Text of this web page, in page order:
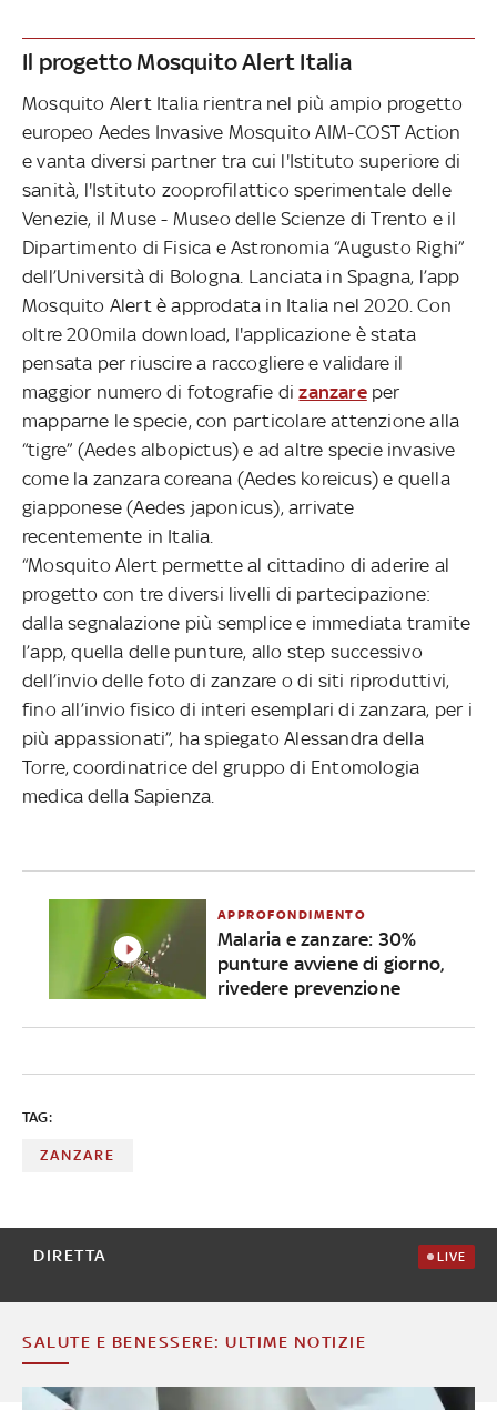
Il progetto Mosquito Alert Italia
Mosquito Alert Italia rientra nel più ampio progetto
europeo Aedes Invasive Mosquito AIM-COST Action
e vanta diversi partner tra cui l'Istituto superiore di
sanità, l'Istituto zooprofilattico sperimentale delle
Venezie, il Muse - Museo delle Scienze di Trento e il
Dipartimento di Fisica e Astronomia “Augusto Righi”
dell’Università di Bologna. Lanciata in Spagna, l’app
Mosquito Alert è approdata in Italia nel 2020. Con
oltre 200mila download, l'applicazione è stata
pensata per riuscire a raccogliere e validare il
maggior numero di fotografie dizanzareper
mapparne le specie, con particolare attenzione alla
“tigre” (Aedes albopictus) e ad altre specie invasive
come la zanzara coreana (Aedes koreicus) e quella
giapponese (Aedes japonicus), arrivate
recentemente in Italia.
“Mosquito Alert permette al cittadino di aderire al
progetto con tre diversi livelli di partecipazione:
dalla segnalazione più semplice e immediata tramite
l’app, quella delle punture, allo step successivo
dell’invio delle foto di zanzare o di siti riproduttivi,
fino all’invio fisico di interi esemplari di zanzara, per i
più appassionati”, ha spiegato Alessandra della
Torre, coordinatrice del gruppo di Entomologia
medica della Sapienza.
APPROFONDIMENTO
Malaria e zanzare: 30%
punture avviene di giorno,
rivedere prevenzione
TAG:
ZANZARE
DIRETTA LIVE
SALUTE E BENESSERE: ULTIME NOTIZIE